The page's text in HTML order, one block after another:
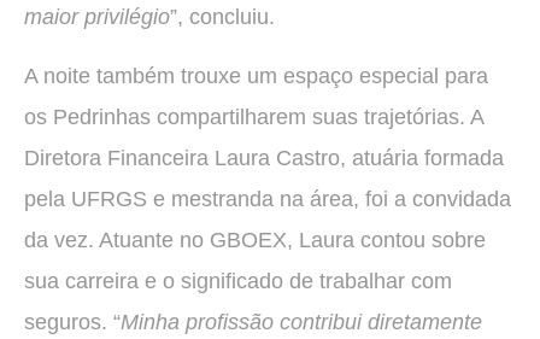
maior privilégio”, concluiu.
A noite também trouxe um espaço especial para
os Pedrinhas compartilharem suas trajetórias. A
Diretora Financeira Laura Castro, atuária formada
pela UFRGS e mestranda na área, foi a convidada
da vez. Atuante no GBOEX, Laura contou sobre
sua carreira e o significado de trabalhar com
seguros. “Minha profissão contribui diretamente